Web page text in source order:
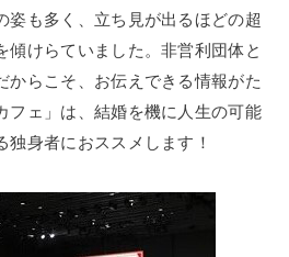
姿も多く、立ち見が出るほどの超
傾けらていました。非営利団体と
からこそ、お伝えできる情報がた
フェ」は、結婚を機に人生の可能
身者におススメします！